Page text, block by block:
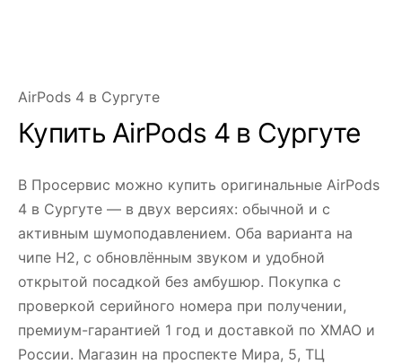
AirPods 4 в Сургуте
Купить AirPods 4 в Сургуте
В Просервис можно купить оригинальные AirPods
4 в Сургуте — в двух версиях: обычной и с
активным шумоподавлением. Оба варианта на
чипе H2, с обновлённым звуком и удобной
открытой посадкой без амбушюр. Покупка с
проверкой серийного номера при получении,
премиум-гарантией 1 год и доставкой по ХМАО и
России. Магазин на проспекте Мира, 5, ТЦ